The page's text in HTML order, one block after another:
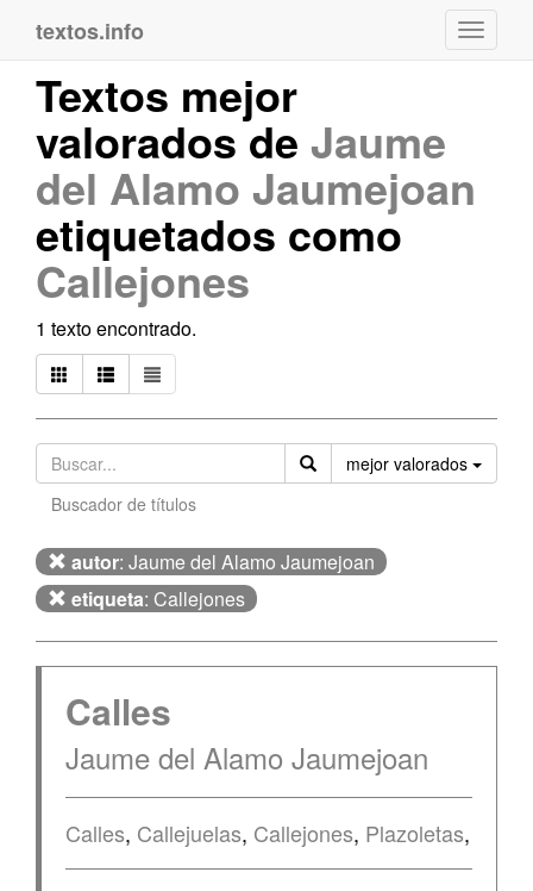
textos.info
Textos mejor
valorados de Jaume
del Alamo Jaumejoan
etiquetados como
Callejones
1 texto encontrado.
mejor valorados
Buscador de títulos
autor: Jaume del Alamo Jaumejoan
etiqueta: Callejones
Calles
Jaume del Alamo Jaumejoan
Calles, Callejuelas, Callejones, Plazoletas,